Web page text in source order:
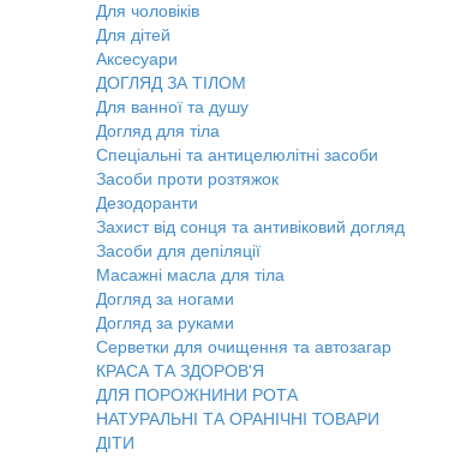
Для чоловіків
Для дітей
Аксесуари
ДОГЛЯД ЗА ТІЛОМ
Для ванної та душу
Догляд для тіла
Спеціальні та антицелюлітні засоби
Засоби проти розтяжок
Дезодоранти
Захист від сонця та антивіковий догляд
Засоби для депіляції
Масажні масла для тіла
Догляд за ногами
Догляд за руками
Серветки для очищення та автозагар
КРАСА ТА ЗДОРОВ'Я
ДЛЯ ПОРОЖНИНИ РОТА
НАТУРАЛЬНІ ТА ОРАНІЧНІ ТОВАРИ
ДІТИ